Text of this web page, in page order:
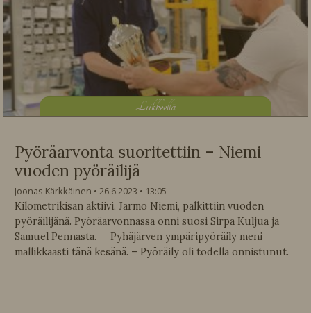
Liikkeellä
Pyöräarvonta suoritettiin – Niemi
vuoden pyöräilijä
Joonas Kärkkäinen 26.6.2023
13:05
Kilometrikisan aktiivi, Jarmo Niemi, palkittiin vuoden
pyöräilijänä. Pyöräarvonnassa onni suosi Sirpa Kuljua ja
Samuel Pennasta. Pyhäjärven ympäripyöräily meni
mallikkaasti tänä kesänä. – Pyöräily oli todella onnistunut.